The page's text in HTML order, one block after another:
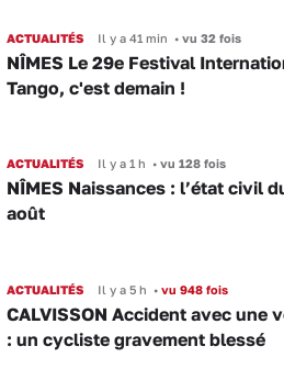
ACTUALITÉS Il y a 41 min •vu 32 fois
NÎMES Le 29e Festival
Tango, c'est demain !
ACTUALITÉS Il y a 1 h •vu 128 fois
NÎMES Naissances : l’état civil
août
ACTUALITÉS Il y a 5 h •vu 948 fois
CALVISSON Accident avec une
: un cycliste gravement blessé